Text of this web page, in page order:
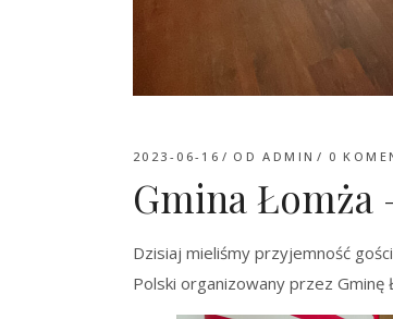
2023-06-16 ODADMIN 0
Gmina Łomża
Dzisiaj mieliśmy przyjemność
Polski organizowany przez Gminę